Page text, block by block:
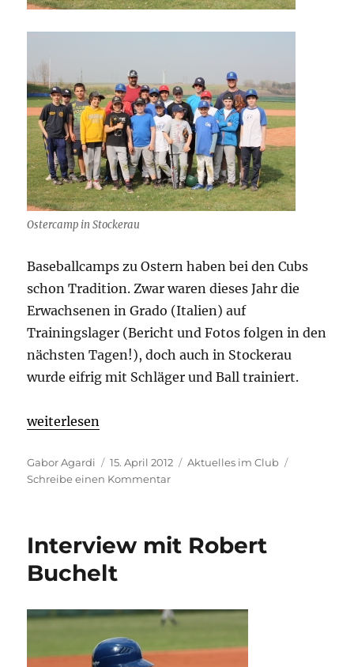
Ostercamp in Stockerau
Baseballcamps zu Ostern haben bei den Cubs
schon Tradition. Zwar waren dieses Jahr die
Erwachsenen in Grado (Italien) auf
Trainingslager (Bericht und Fotos folgen in den
nächsten Tagen!), doch auch in Stockerau
wurde eifrig mit Schläger und Ball trainiert.
„Ostercamp in Stockerau“
weiterlesen
Autor
Gabor Agardi
Veröffentlicht
am
15. April 2012 Kategorien
Aktuelles im Club
Schreibe einen Kommentarzu
Interview mit Robert
Buchelt